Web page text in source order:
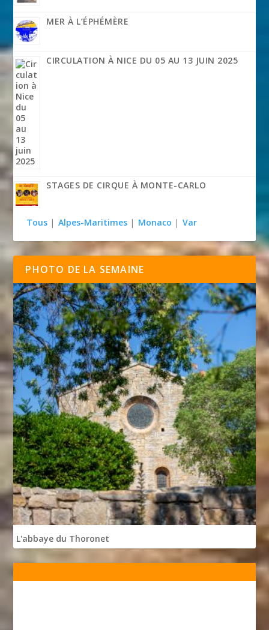
MER À L’ÉPHÉMÈRE
CIRCULATION À NICE DU 05 AU 13 JUIN 2025
STAGES DE CIRQUE À MONTE-CARLO
Tous | Alpes-Maritimes | Monaco | Var
PHOTO DE LA SEMAINE
L'abbaye du Thoronet